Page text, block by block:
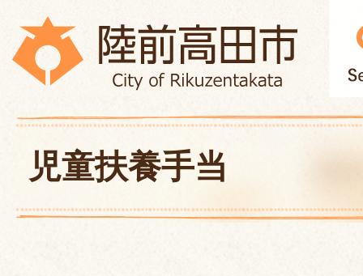
児童扶養手当